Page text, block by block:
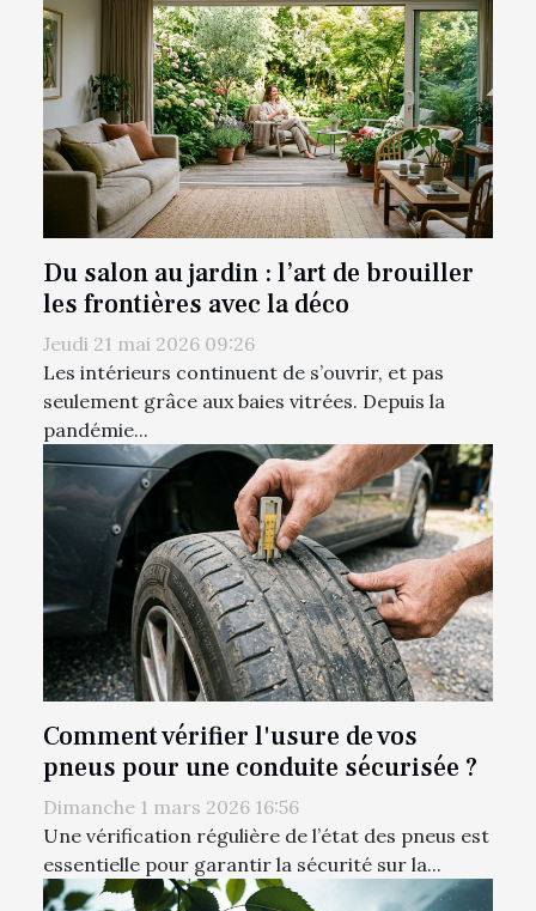
Du salon au jardin : l’art de brouiller
les frontières avec la déco
Jeudi 21 mai 2026 09:26
Les intérieurs continuent de s’ouvrir, et pas
seulement grâce aux baies vitrées. Depuis la
pandémie...
Comment vérifier l'usure de vos
pneus pour une conduite sécurisée ?
Dimanche 1 mars 2026 16:56
Une vérification régulière de l’état des pneus est
essentielle pour garantir la sécurité sur la...